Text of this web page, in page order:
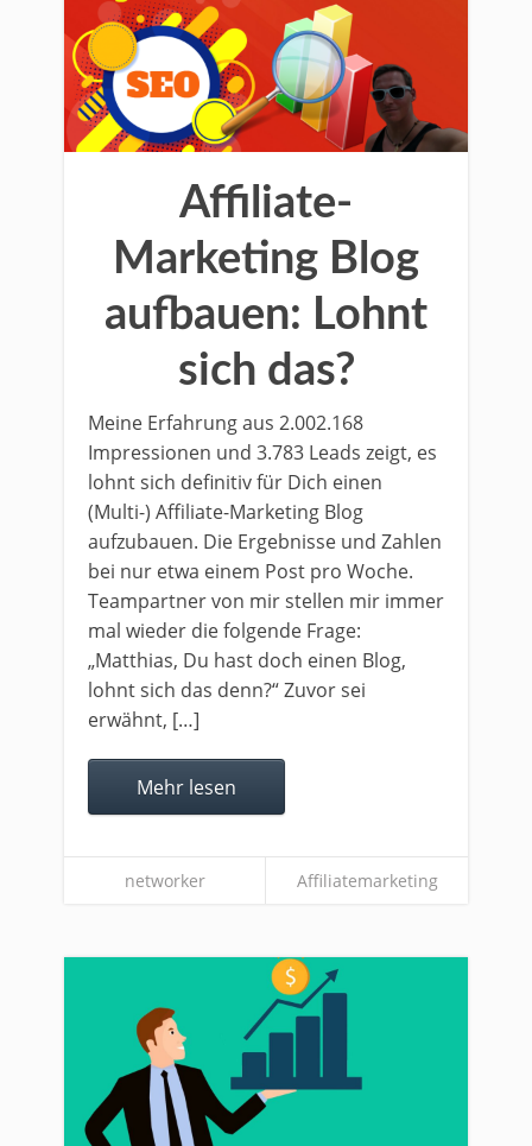
Affiliate-
Marketing Blog
aufbauen: Lohnt
sich das?
Meine Erfahrung aus 2.002.168
Impressionen und 3.783 Leads zeigt, es
lohnt sich definitiv für Dich einen
(Multi-) Affiliate-Marketing Blog
aufzubauen. Die Ergebnisse und Zahlen
bei nur etwa einem Post pro Woche.
Teampartner von mir stellen mir immer
mal wieder die folgende Frage:
„Matthias, Du hast doch einen Blog,
lohnt sich das denn?“ Zuvor sei
erwähnt, […]
Mehr lesen
networker Affiliatemarketing